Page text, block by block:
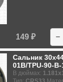
149 ₽ −
Сальник
01B/TPU-90-
В дюймах: